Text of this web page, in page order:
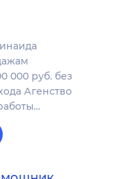
000 руб. без
Агенство